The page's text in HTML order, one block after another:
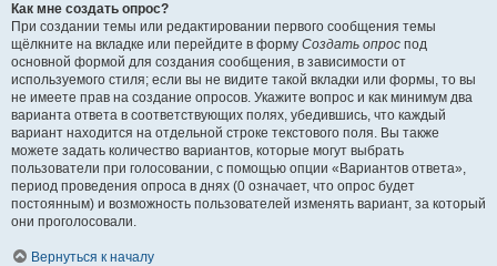
Как мне создать опрос?
При создании темы или редактировании первого сообщения темы
щёлкните на вкладке или перейдите в форму Создать опрос под
основной формой для создания сообщения, в зависимости от
используемого стиля; если вы не видите такой вкладки или формы, то вы
не имеете прав на создание опросов. Укажите вопрос и как минимум два
варианта ответа в соответствующих полях, убедившись, что каждый
вариант находится на отдельной строке текстового поля. Вы также
можете задать количество вариантов, которые могут выбрать
пользователи при голосовании, с помощью опции «Вариантов ответа»,
период проведения опроса в днях (0 означает, что опрос будет
постоянным) и возможность пользователей изменять вариант, за который
они проголосовали.
Вернуться к началу